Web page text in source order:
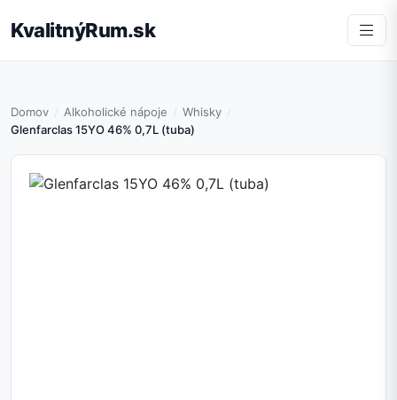
KvalitnýRum.sk
Domov Alkoholické nápoje
Whisky
Glenfarclas 15YO 46% 0,7L (tuba)